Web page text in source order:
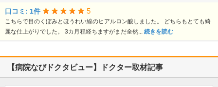
口コミ: 1件 5
こちらで目のくぼみとほうれい線のヒアルロン酸しました。 どちらもとても綺
麗な仕上がりでした。 3カ月程経ちますがまだ全然... 続きを読む
【病院なびドクタビュー】ドクター取材記事